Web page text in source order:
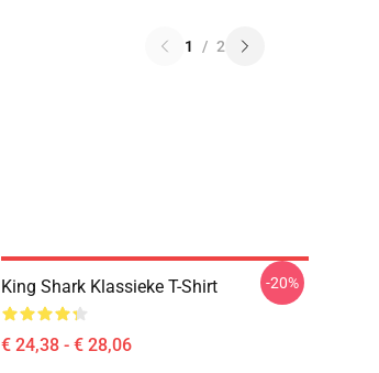
1 / 2
King Shark Klassieke T-Shirt
€ 24,38 - € 28,06
-20%